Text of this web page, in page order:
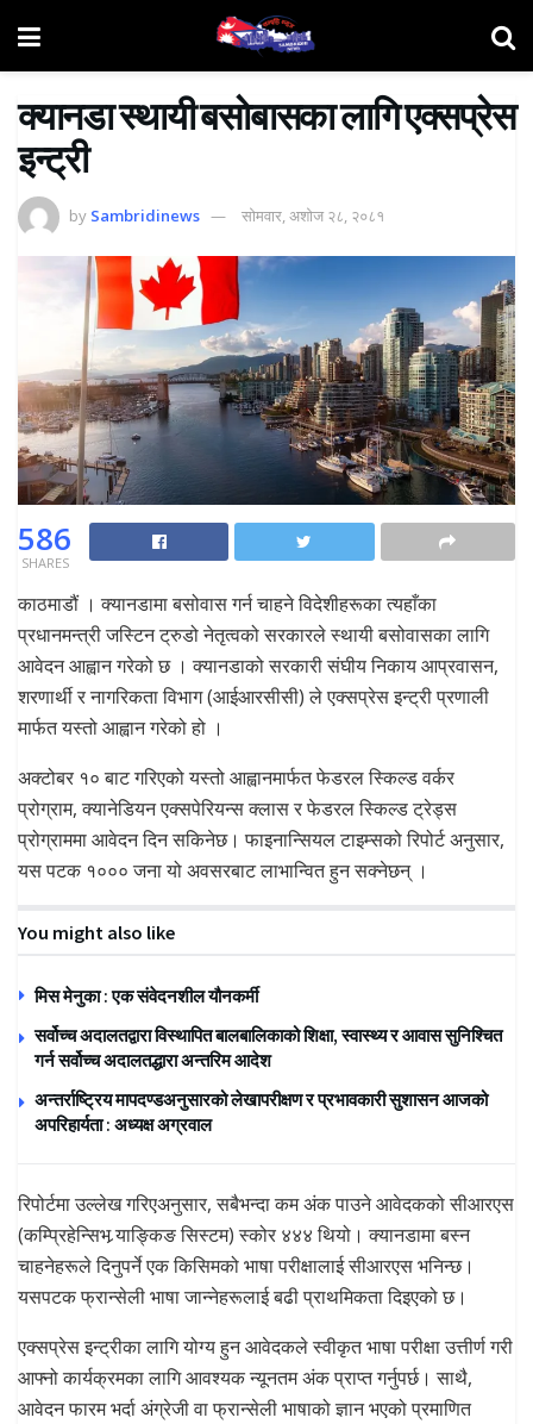
क्यानडा स्थायी बसाेबासका लागि एक्सप्रेस
इन्ट्री
by Sambridinews सोमवार, अशोज २८, २०८१
586
SHARES
काठमाडौं । क्यानडामा बसोवास गर्न चाहने विदेशीहरूका त्यहाँका
प्रधानमन्त्री जस्टिन ट्रुडो नेतृत्वको सरकारले स्थायी बसोवासका लागि
आवेदन आह्वान गरेको छ । क्यानडाको सरकारी संघीय निकाय आप्रवासन,
शरणार्थी र नागरिकता विभाग (आईआरसीसी) ले एक्सप्रेस इन्ट्री प्रणाली
मार्फत यस्तो आह्वान गरेको हो ।
अक्टोबर १० बाट गरिएको यस्तो आह्वानमार्फत फेडरल स्किल्ड वर्कर
प्रोग्राम, क्यानेडियन एक्सपेरियन्स क्लास र फेडरल स्किल्ड ट्रेड्स
प्रोग्राममा आवेदन दिन सकिनेछ। फाइनान्सियल टाइम्सको रिपोर्ट अनुसार,
यस पटक १००० जना यो अवसरबाट लाभान्वित हुन सक्नेछन् ।
You might also like
मिस मेनुका : एक संवेदनशील यौनकर्मी
सर्वोच्च अदालतद्वारा विस्थापित बालबालिकाको शिक्षा, स्वास्थ्य र आवास सुनिश्चित
गर्न सर्वोच्च अदालतद्धारा अन्तरिम आदेश
अन्तर्राष्ट्रिय मापदण्डअनुसारको लेखापरीक्षण र प्रभावकारी सुशासन आजको
अपरिहार्यता : अध्यक्ष अग्रवाल
रिपोर्टमा उल्लेख गरिएअनुसार, सबैभन्दा कम अंक पाउने आवेदकको सीआरएस
(कम्प्रिहेन्सिभ र्‍याङ्किङ सिस्टम) स्कोर ४४४ थियो। क्यानडामा बस्न
चाहनेहरूले दिनुपर्ने एक किसिमको भाषा परीक्षालाई सीआरएस भनिन्छ।
यसपटक फ्रान्सेली भाषा जान्नेहरूलाई बढी प्राथमिकता दिइएको छ।
एक्सप्रेस इन्ट्रीका लागि योग्य हुन आवेदकले स्वीकृत भाषा परीक्षा उत्तीर्ण गरी
आफ्नो कार्यक्रमका लागि आवश्यक न्यूनतम अंक प्राप्त गर्नुपर्छ। साथै,
आवेदन फारम भर्दा अंग्रेजी वा फ्रान्सेली भाषाको ज्ञान भएको प्रमाणित